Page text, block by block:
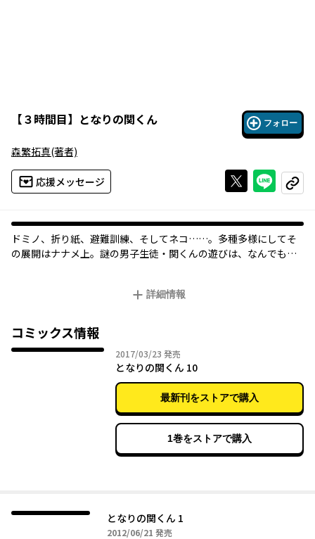
【３時間目】 となりの関くん フォロー
森繁拓真(著者)
応援メッセージ Xで投稿する
ライン
コピー
ドミノ、折り紙、避難訓練、そしてネコ……。多種多様にしてそ
の展開はナナメ上。謎の男子生徒・関くんの遊びは、なんでもな
展開する、ときどき超展開、ときどきシュール、ときどきほっこ
ク
詳細情報
コミックス情報
2017/03/23 2017年03月23日
発売
となりの関くん 10
最新刊をストアで購入
1巻をストアで購入
となりの関くん 1
2012/06/21 2012年06月21日
発売